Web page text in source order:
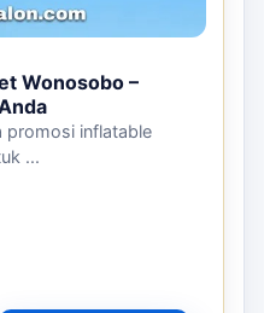
Wonosobo –
promosi inflatable
...